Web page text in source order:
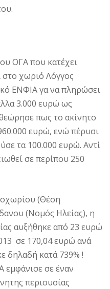
ΟΓΑ που κατέχει
στο χωριό Λόγγος
ΕΝΦΙΑ γα να πληρώσει
3.000 ευρώ ως
πως το ακίνητο
ευρώ, ενώ πέρυσι
τα 100.000 ευρώ. Αντί
σε περίπου 250
(Θέση
(Νομός Ηλείας), η
αυξήθηκε από 23 ευρώ
σε 170,04 ευρώ ανά
δηλαδή κατά 739% !
εμφάνισε σε έναν
περιουσίας